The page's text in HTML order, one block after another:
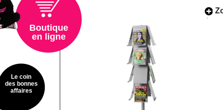
Boutique
en ligne
Le coin
des bonnes
affaires